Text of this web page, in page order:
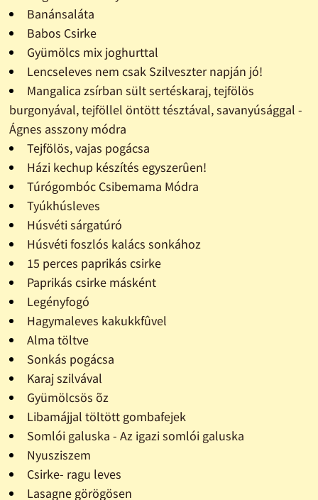
Banánsaláta
Babos Csirke
Gyümölcs mix joghurttal
Lencseleves nem csak Szilveszter napján jó!
Mangalica zsírban sült sertéskaraj, tejfölös
burgonyával, tejföllel öntött tésztával, savanyúsággal -
Ágnes asszony módra
Tejfölös, vajas pogácsa
Házi kechup készítés egyszerûen!
Túrógombóc Csibemama Módra
Tyúkhúsleves
Húsvéti sárgatúró
Húsvéti foszlós kalács sonkához
15 perces paprikás csirke
Paprikás csirke másként
Legényfogó
Hagymaleves kakukkfûvel
Alma töltve
Sonkás pogácsa
Karaj szilvával
Gyümölcsös õz
Libamájjal töltött gombafejek
Somlói galuska - Az igazi somlói galuska
Nyusziszem
Csirke- ragu leves
Lasagne görögösen